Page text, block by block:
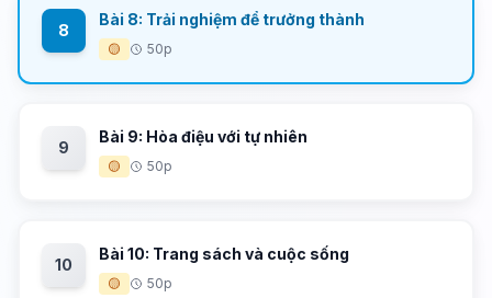
8
Bài 8: Trải nghiệm để trưởng thành
🟡 50p
9
Bài 9: Hòa điệu với tự nhiên
🟡 50p
10
Bài 10: Trang sách và cuộc sống
🟡 50p